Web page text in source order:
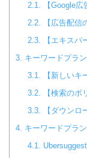
2.1. 【Google広
2.2. 【広告配信
2.3. 【エキスパ
3. キーワードプラ
3.1. 【新しいキ
3.2. 【検索のボ
3.3. 【ダウンロ
4. キーワードプラ
4.1.